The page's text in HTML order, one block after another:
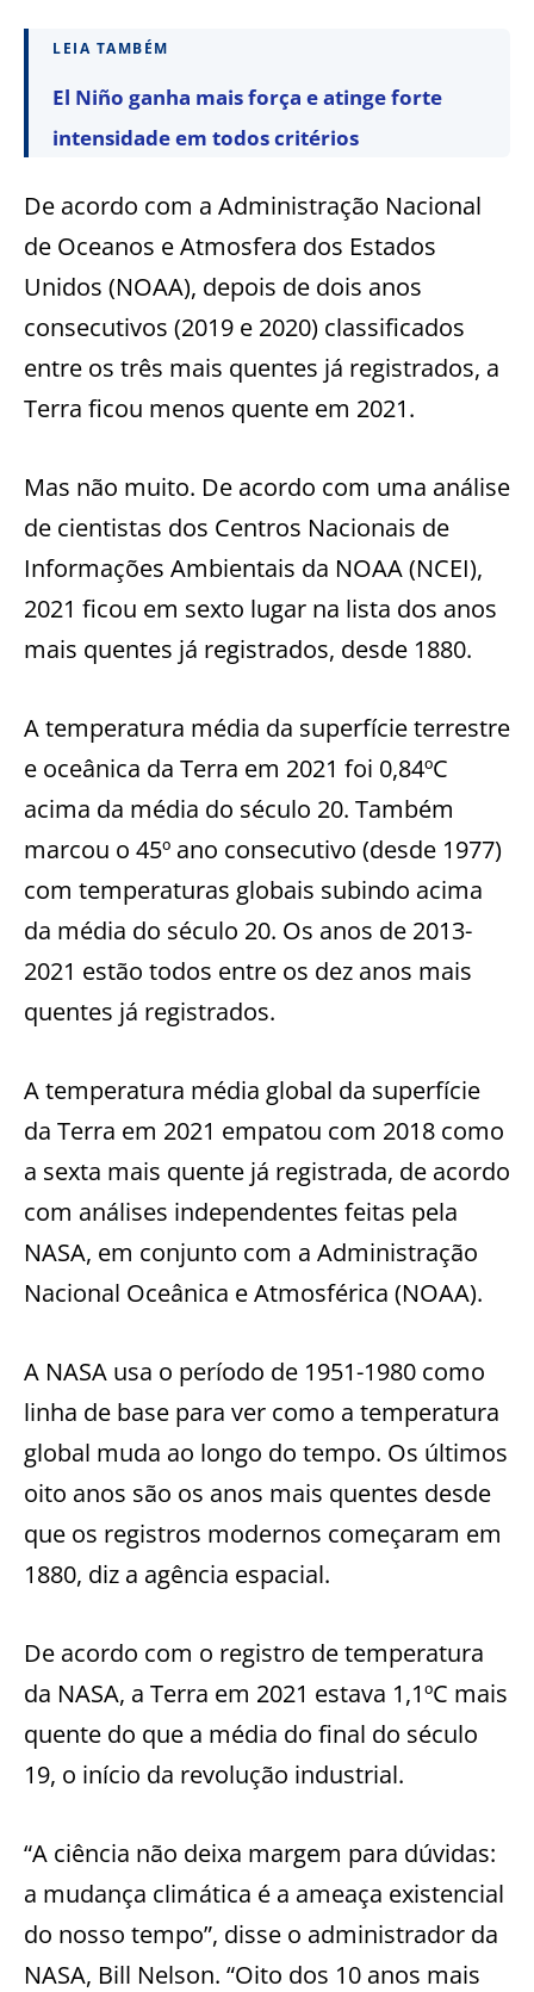
LEIA TAMBÉM
El Niño ganha mais força e atinge forte
intensidade em todos critérios
De acordo com a Administração Nacional
de Oceanos e Atmosfera dos Estados
Unidos (NOAA), depois de dois anos
consecutivos (2019 e 2020) classificados
entre os três mais quentes já registrados, a
Terra ficou menos quente em 2021.
Mas não muito. De acordo com uma análise
de cientistas dos Centros Nacionais de
Informações Ambientais da NOAA (NCEI),
2021 ficou em sexto lugar na lista dos anos
mais quentes já registrados, desde 1880.
A temperatura média da superfície terrestre
e oceânica da Terra em 2021 foi 0,84ºC
acima da média do século 20. Também
marcou o 45º ano consecutivo (desde 1977)
com temperaturas globais subindo acima
da média do século 20. Os anos de 2013-
2021 estão todos entre os dez anos mais
quentes já registrados.
A temperatura média global da superfície
da Terra em 2021 empatou com 2018 como
a sexta mais quente já registrada, de acordo
com análises independentes feitas pela
NASA, em conjunto com a Administração
Nacional Oceânica e Atmosférica (NOAA).
A NASA usa o período de 1951-1980 como
linha de base para ver como a temperatura
global muda ao longo do tempo. Os últimos
oito anos são os anos mais quentes desde
que os registros modernos começaram em
1880, diz a agência espacial.
De acordo com o registro de temperatura
da NASA, a Terra em 2021 estava 1,1ºC mais
quente do que a média do final do século
19, o início da revolução industrial.
“A ciência não deixa margem para dúvidas:
a mudança climática é a ameaça existencial
do nosso tempo”, disse o administrador da
NASA, Bill Nelson. “Oito dos 10 anos mais